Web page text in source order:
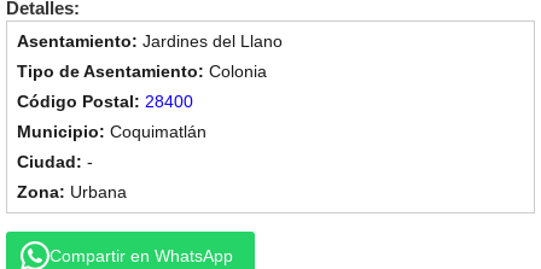
Detalles:
Jardines del Llano
Colonia
28400
Coquimatlán
-
Urbana
Compartir en WhatsApp